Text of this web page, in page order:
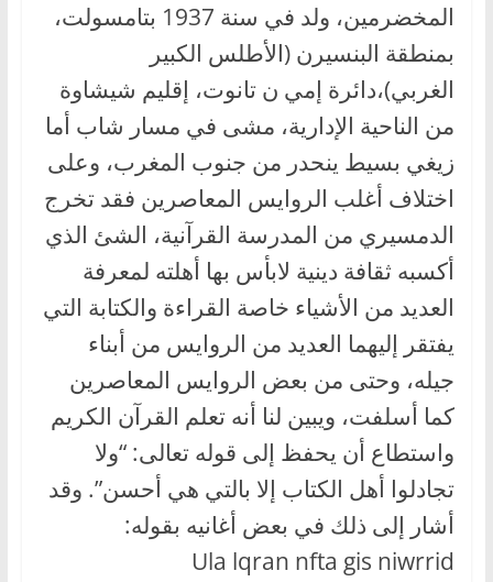
المخضرمين، ولد في سنة 1937 بتامسولت،
بمنطقة البنسيرن (الأطلس الكبير
الغربي)،دائرة إمي ن تانوت، إقليم شيشاوة
من الناحية الإدارية، مشى في مسار شاب أما
زيغي بسيط ينحدر من جنوب المغرب، وعلى
اختلاف أغلب الروايس المعاصرين فقد تخرج
الدمسيري من المدرسة القرآنية، الشئ الذي
أكسبه ثقافة دينية لابأس بها أهلته لمعرفة
العديد من الأشياء خاصة القراءة والكتابة التي
يفتقر إليهما العديد من الروايس من أبناء
جيله، وحتى من بعض الروايس المعاصرين
كما أسلفت، ويبين لنا أنه تعلم القرآن الكريم
واستطاع أن يحفظ إلى قوله تعالى: “ولا
تجادلوا أهل الكتاب إلا بالتي هي أحسن”. وقد
أشار إلى ذلك في بعض أغانيه بقوله:
Ula lqran nfta gis niwrrid